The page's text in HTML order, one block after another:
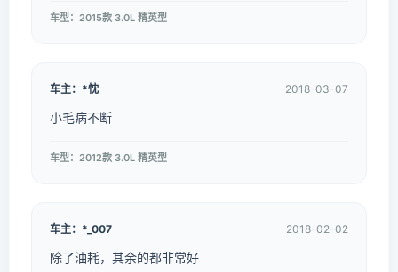
车型：2015款 3.0L 精英型
车主：*忱 2018-03-07
小毛病不断
车型：2012款 3.0L 精英型
车主：*_007 2018-02-02
除了油耗，其余的都非常好